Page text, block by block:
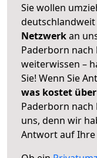
Sie wollen
Netzwerkan
Paderborn nach
weiterwissen –
Sie! Wenn Sie
was kostet
Paderborn nach
uns, denn wir
Antwort auf Ihre